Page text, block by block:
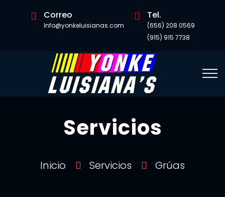
Correo
Info@yonkeluisianas.com
Tel.
(656) 208 0569
(915) 915 7738
Servicios
Inicio Servicios Grúas